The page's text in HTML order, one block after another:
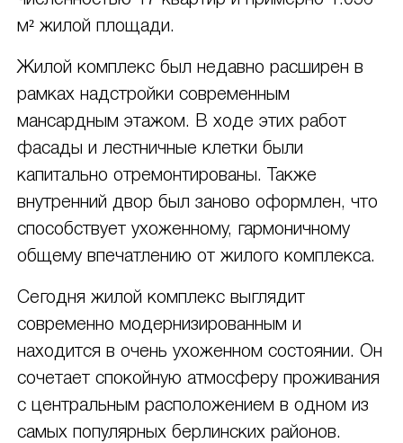
м² жилой площади.
Жилой комплекс был недавно расширен в
рамках надстройки современным
мансардным этажом. В ходе этих работ
фасады и лестничные клетки были
капитально отремонтированы. Также
внутренний двор был заново оформлен, что
способствует ухоженному, гармоничному
общему впечатлению от жилого комплекса.
Сегодня жилой комплекс выглядит
современно модернизированным и
находится в очень ухоженном состоянии. Он
сочетает спокойную атмосферу проживания
с центральным расположением в одном из
самых популярных берлинских районов.